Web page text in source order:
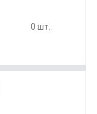
0 шт.